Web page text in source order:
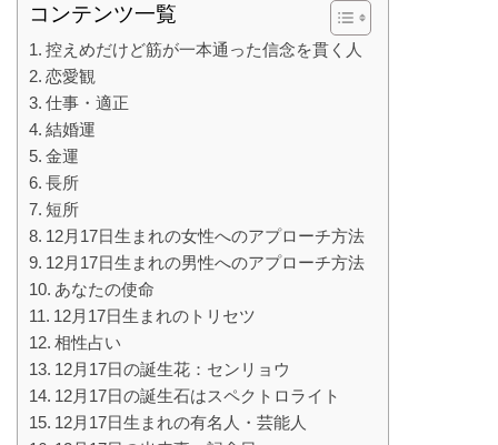
コンテンツ一覧
控えめだけど筋が一本通った信念を貫く人
恋愛観
仕事・適正
結婚運
金運
長所
短所
12月17日生まれの女性へのアプローチ方法
12月17日生まれの男性へのアプローチ方法
あなたの使命
12月17日生まれのトリセツ
相性占い
12月17日の誕生花：センリョウ
12月17日の誕生石はスペクトロライト
12月17日生まれの有名人・芸能人